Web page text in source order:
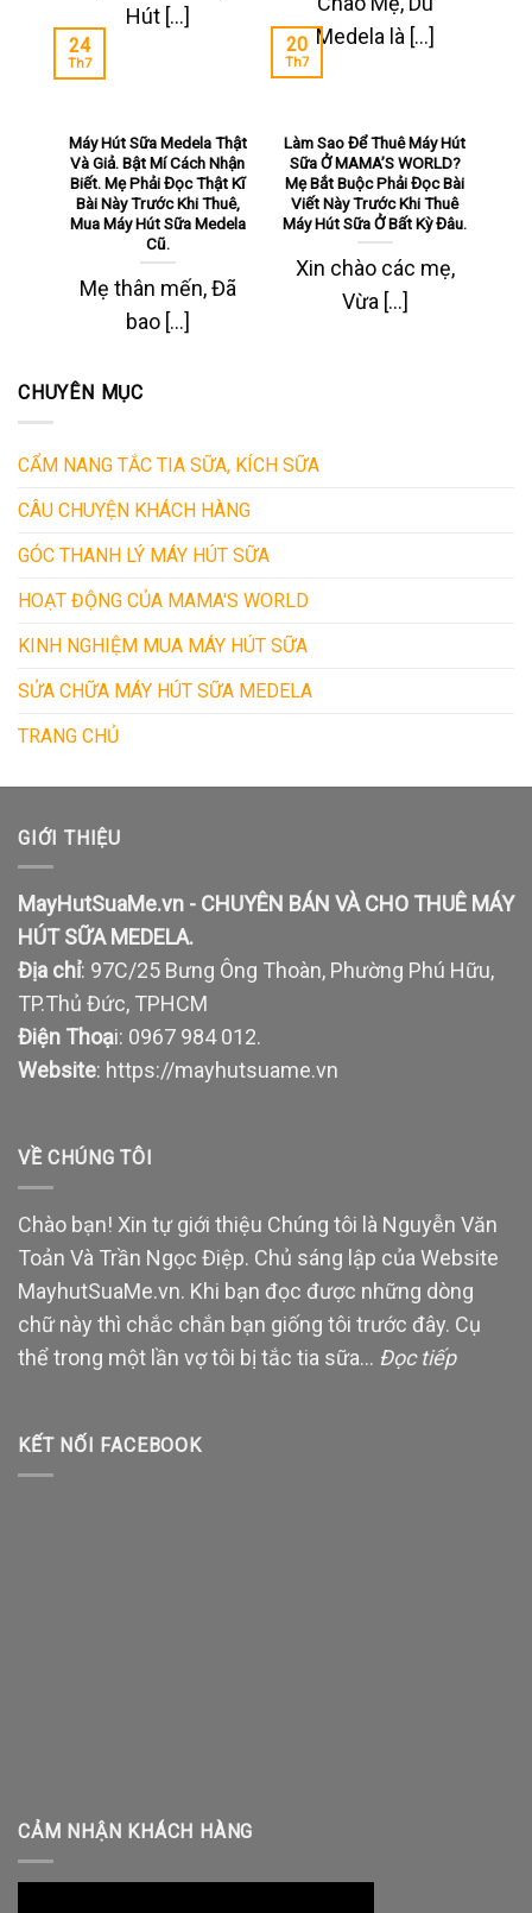
Hút [...]
Medela là [...]
Máy Hút Sữa Medela Thật
Và Giả. Bật Mí Cách Nhận
Biết. Mẹ Phải Đọc Thật Kĩ
Bài Này Trước Khi Thuê,
Mua Máy Hút Sữa Medela
Cũ.
Mẹ thân mến, Đã
bao [...]
24
Th7
Làm Sao Để Thuê Máy Hút
Sữa Ở MAMA’S WORLD?
Mẹ Bắt Buộc Phải Đọc Bài
Viết Này Trước Khi Thuê
Máy Hút Sữa Ở Bất Kỳ Đâu.
Xin chào các mẹ,
Vừa [...]
20
Th7
CHUYÊN MỤC
CẨM NANG TẮC TIA SỮA, KÍCH SỮA
CÂU CHUYỆN KHÁCH HÀNG
GÓC THANH LÝ MÁY HÚT SỮA
HOẠT ĐỘNG CỦA MAMA'S WORLD
KINH NGHIỆM MUA MÁY HÚT SỮA
SỬA CHỮA MÁY HÚT SỮA MEDELA
TRANG CHỦ
GIỚI THIỆU
MayHutSuaMe.vn - CHUYÊN BÁN VÀ CHO THUÊ MÁY
HÚT SỮA MEDELA.
Địa chỉ: 97C/25 Bưng Ông Thoàn, Phường Phú Hữu,
TP.Thủ Đức, TPHCM
Điện Thoại: 0967 984 012.
Website: https://mayhutsuame.vn
VỀ CHÚNG TÔI
Chào bạn! Xin tự giới thiệu Chúng tôi là Nguyễn Văn
Toản Và Trần Ngọc Điệp. Chủ sáng lập của Website
MayhutSuaMe.vn. Khi bạn đọc được những dòng
chữ này thì chắc chắn bạn giống tôi trước đây. Cụ
thể trong một lần vợ tôi bị tắc tia sữa… Đọc tiếp
KẾT NỐI FACEBOOK
CẢM NHẬN KHÁCH HÀNG